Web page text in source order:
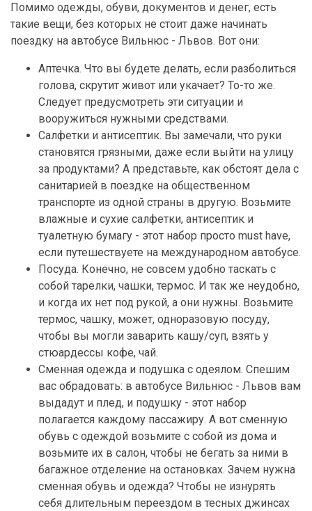
Помимо одежды, обуви, документов и денег, есть
такие вещи, без которых не стоит даже начинать
поездку на автобусе Вильнюс - Львов. Вот они:
Аптечка. Что вы будете делать, если разболиться
голова, скрутит живот или укачает? То-то же.
Следует предусмотреть эти ситуации и
вооружиться нужными средствами.
Салфетки и антисептик. Вы замечали, что руки
становятся грязными, даже если выйти на улицу
за продуктами? А представьте, как обстоят дела с
санитарией в поездке на общественном
транспорте из одной страны в другую. Возьмите
влажные и сухие салфетки, антисептик и
туалетную бумагу - этот набор просто must have,
если путешествуете на международном автобусе.
Посуда. Конечно, не совсем удобно таскать с
собой тарелки, чашки, термос. И так же неудобно,
и когда их нет под рукой, а они нужны. Возьмите
термос, чашку, может, одноразовую посуду,
чтобы вы могли заварить кашу/суп, взять у
стюардессы кофе, чай.
Сменная одежда и подушка с одеялом. Спешим
вас обрадовать: в автобусе Вильнюс - Львов вам
выдадут и плед, и подушку - этот набор
полагается каждому пассажиру. А вот сменную
обувь с одеждой возьмите с собой из дома и
возьмите их в салон, чтобы не бегать за ними в
багажное отделение на остановках. Зачем нужна
сменная обувь и одежда? Чтобы не изнурять
себя длительным переездом в тесных джинсах